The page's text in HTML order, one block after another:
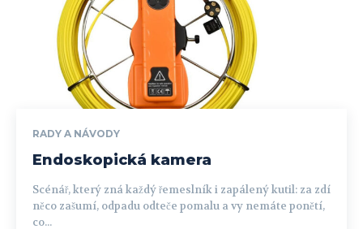
RADY A NÁVODY
Endoskopická kamera
Scénář, který zná každý řemeslník i zapálený kutil: za zdí
něco zašumí, odpadu odteče pomalu a vy nemáte ponětí,
co...